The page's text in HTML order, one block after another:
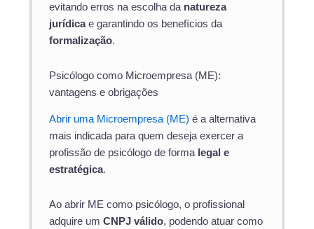
evitando erros na escolha da natureza
jurídicae garantindo os benefícios da
formalização.
Psicólogo como Microempresa (ME):
vantagens e obrigações
Abrir uma Microempresa (ME) é a alternativa
mais indicada para quem deseja exercer a
profissão de psicólogo de forma legal e
estratégica.
Ao abrir ME como psicólogo, o profissional
adquire um CNPJ válido, podendo atuar como